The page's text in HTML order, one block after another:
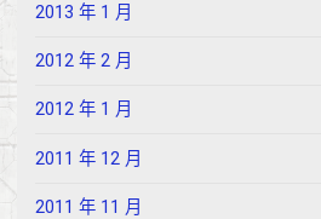
2013 年 1 月
2012 年 2 月
2012 年 1 月
2011 年 12 月
2011 年 11 月